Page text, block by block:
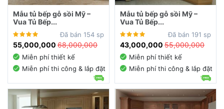
Mẫu tủ bếp gỗ sồi Mỹ –
Vua Tủ Bếp...
Đã bán 154 sp
55,000,000 68,000,000
Miễn phí thiết kế
Miễn phí thi công & lắp đặt
Mẫu tủ bếp gỗ sồi Mỹ –
Vua Tủ Bếp...
Đã bán 191 sp
43,000,000 55,000,000
Miễn phí thiết kế
Miễn phí thi công & lắp đặt